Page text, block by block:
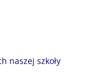
naszej szkoły